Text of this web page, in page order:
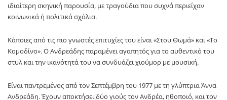
ιδιαίτερη σκηνική παρουσία, με τραγούδια που συχνά περιείχαν
κοινωνικά ή πολιτικά σχόλια.
Κάποιες από τις πιο γνωστές επιτυχίες του είναι «Στου Θωμά» και «Το
Κομοδίνο». Ο Ανδρεάδης παραμένει αγαπητός για το αυθεντικό του
στυλ και την ικανότητά του να συνδυάζει χιούμορ με μουσική.
Είναι παντρεμένος από τον Σεπτέμβρη του 1977 με τη γλύπτρια Άννα
Ανδρεάδη. Έχουν αποκτήσει δύο γιούς τον Ανδρέα, ηθοποιό, και τον